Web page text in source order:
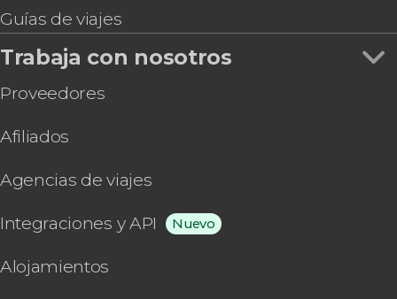
Guías de viajes
Trabaja con nosotros
Proveedores
Afiliados
Agencias de viajes
Integraciones y API Nuevo
Alojamientos